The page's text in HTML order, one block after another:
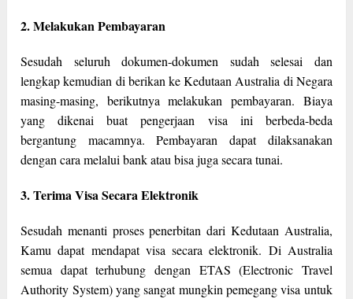
2. Melakukan Pembayaran
Sesudah seluruh dokumen-dokumen sudah selesai dan
lengkap kemudian di berikan ke Kedutaan Australia di Negara
masing-masing, berikutnya melakukan pembayaran. Biaya
yang dikenai buat pengerjaan visa ini berbeda-beda
bergantung macamnya. Pembayaran dapat dilaksanakan
dengan cara melalui bank atau bisa juga secara tunai.
3. Terima Visa Secara Elektronik
Sesudah menanti proses penerbitan dari Kedutaan Australia,
Kamu dapat mendapat visa secara elektronik. Di Australia
semua dapat terhubung dengan ETAS (Electronic Travel
Authority System) yang sangat mungkin pemegang visa untuk